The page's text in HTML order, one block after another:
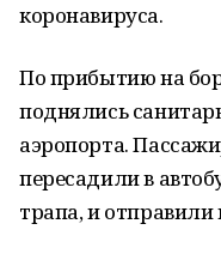
коронавируса.
По прибытию на
поднялись
аэропорта.
пересадили в
трапа, и отправили